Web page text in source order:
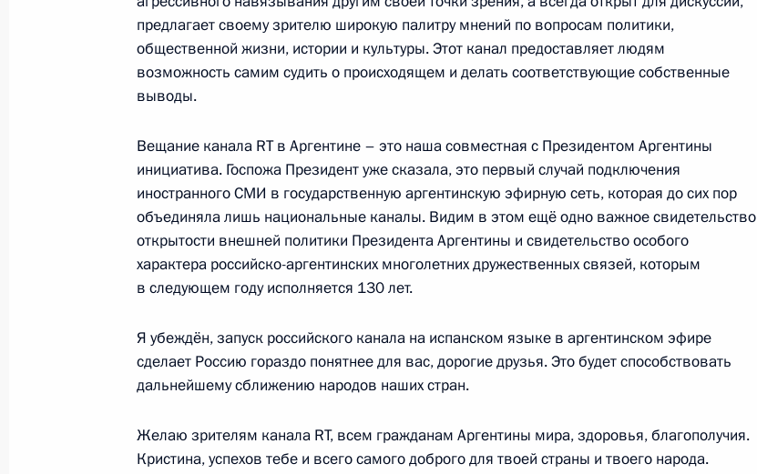
19 ноября 2014 года, 14:00 Москва, Кремль
12 ноября 2014 года, среда
Завершено восстановление Саяно-Шушенской ГЭС
12 ноября 2014 года, 07:30 Владивосток
5
11 ноября 2014 года, вторник
Рабочие заседания лидеров экономик форума АТЭС
11 ноября 2014 года, 11:35
Деловой саммит форума АТЭС
предлагает своему зрителю широкую палитру мнений по вопросам политики,
общественной жизни, истории и культуры. Этот канал предоставляет людям
возможность самим судить о происходящем и делать соответствующие собственные
выводы.
Вещание канала RT в Аргентине – это наша совместная с Президентом Аргентины
инициатива. Госпожа Президент уже сказала, это первый случай подключения
иностранного СМИ в государственную аргентинскую эфирную сеть, которая до сих пор
объединяла лишь национальные каналы. Видим в этом ещё одно важное свидетельство
открытости внешней политики Президента Аргентины и свидетельство особого
характера российско-аргентинских многолетних дружественных связей, которым
в следующем году исполняется 130 лет.
Я убеждён, запуск российского канала на испанском языке в аргентинском эфире
сделает Россию гораздо понятнее для вас, дорогие друзья. Это будет способствовать
дальнейшему сближению народов наших стран.
Желаю зрителям канала RT, всем гражданам Аргентины мира, здоровья, благополучия.
Кристина, успехов тебе и всего самого доброго для твоей страны и твоего народа.